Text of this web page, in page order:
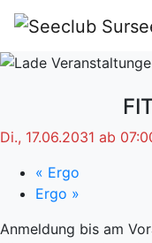
Di., 17.06.2031 ab
« Ergo
Ergo »
Anmeldung bis am